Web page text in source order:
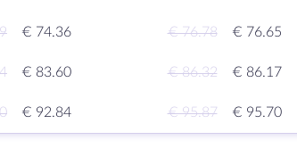
€ 74.36 € 76.78 € 76.65
€ 83.60 € 86.32 € 86.17
€ 92.84 € 95.87 € 95.70